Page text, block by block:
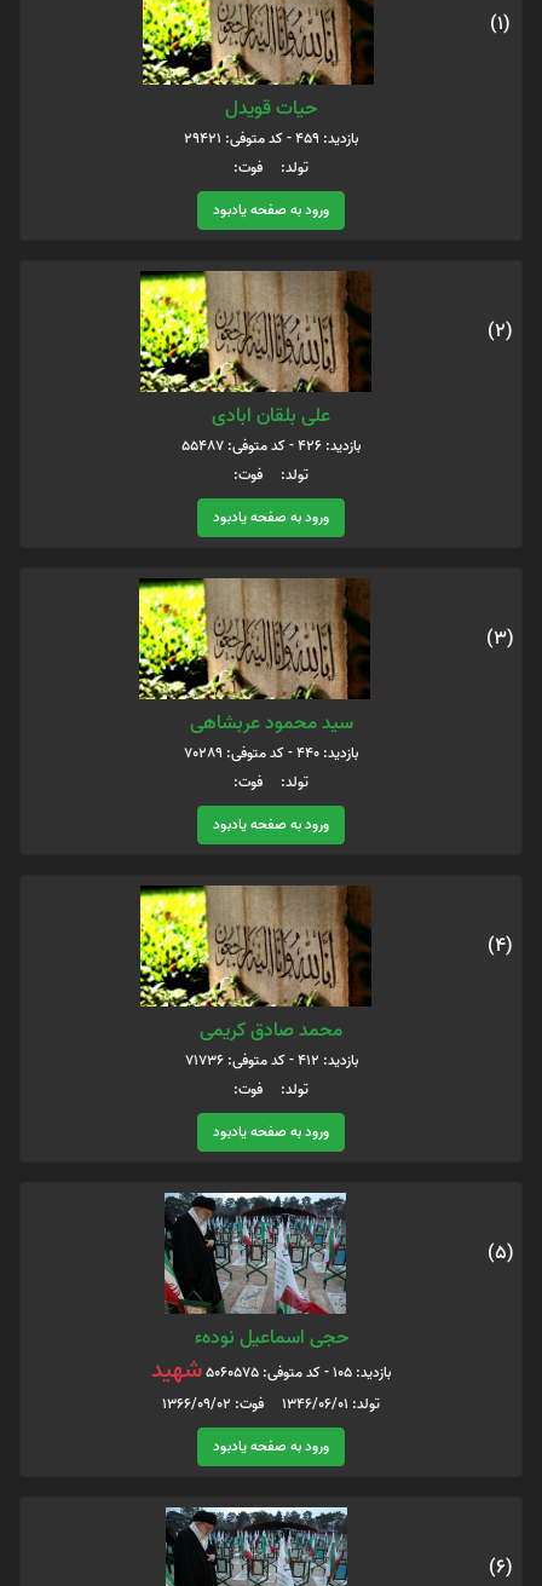
(1)
حیات قویدل
بازدید: 459 - کد متوفی: 29421
تولد: فوت:
ورود به صفحه یادبود
(2)
علی بلقان ابادی
بازدید: 426 - کد متوفی: 55487
تولد: فوت:
ورود به صفحه یادبود
(3)
سید محمود عربشاهی
بازدید: 440 - کد متوفی: 70289
تولد: فوت:
ورود به صفحه یادبود
(4)
محمد صادق کریمی
بازدید: 412 - کد متوفی: 71736
تولد: فوت:
ورود به صفحه یادبود
(5)
حجی اسماعیل نودهء
بازدید: 105 - کد متوفی: 5060575 شهید
تولد: 1346/06/01 فوت: 1366/09/02
ورود به صفحه یادبود
(6)